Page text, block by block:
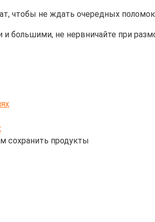
чтобы не ждать очередных поломок
большими, не нервничайте при
сохранить продукты